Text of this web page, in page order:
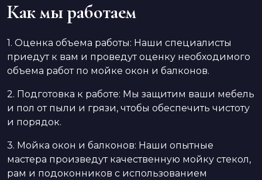
Как мы работаем
1. Оценка объема работы: Наши специалисты
приедут к вам и проведут оценку необходимого
объема работ по мойке окон и балконов.
2. Подготовка к работе: Мы защитим ваши мебель
и пол от пыли и грязи, чтобы обеспечить чистоту
и порядок.
3. Мойка окон и балконов: Наши опытные
мастера произведут качественную мойку стекол,
рам и подоконников с использованием